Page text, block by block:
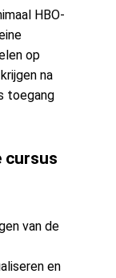
HBO-
op
na
toegang
cursus
van de
en